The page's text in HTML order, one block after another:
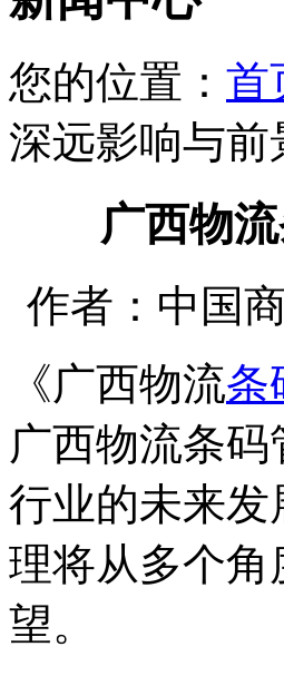
您的位置： 首
深远影响与前
广西物
作者：中国
《广西物流条
广西物流条
行业的未来
理将从多个
望。